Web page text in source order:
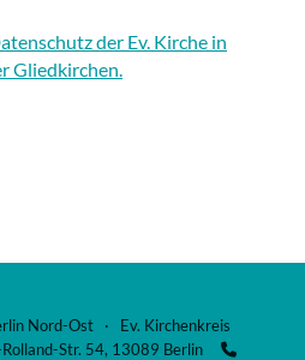
der Ev. Kirche in
Gliedkirchen.
Nord-Ost · Ev. Kirchenkreis
Rolland-Str. 54, 13089 Berlin
